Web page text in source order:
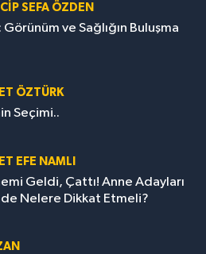
SEFA ÖZDEN
ve Sağlığın Buluşma
ÖZTÜRK
Seçimi..
EFE NAMLI
Geldi, Çattı! Anne Adayları
Nelere Dikkat Etmeli?